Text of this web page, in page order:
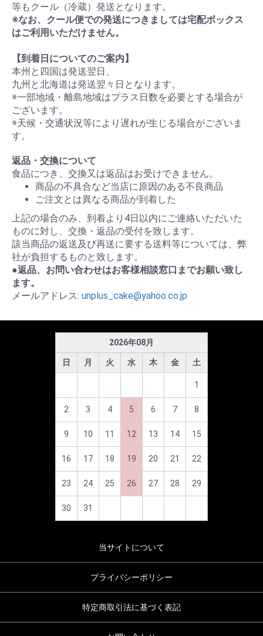
等もクール（冷蔵）発送となります。
※なお、クール便での発送につきましては宅配ボックス
はご利用いただけません。
【到着日についてのご案内】
本州と四国は発送翌日、
九州と北海道は発送翌々日となります。
※一部地域・離島地域はプラス日数を必要とする場合が
ございます。
※天候・交通状況等により遅れが生じる場合がございま
す。
返品・交換について
食品につき、交換又は返品はお受けできません。
商品の不具合など当店に原因のある不良商品
ご注文とは異なる商品が到着した
上記の場合のみ、到着より4日以内にご連絡いただいた
ものに対し、交換・返品の受付を致します。
該当商品の返送及び再送に要する送料等については、弊
社が負担するものと致します。
●返品、お問い合わせはお客様相談窓口までお願い致し
ます。
メールアドレス: unplus_cake@yahoo.co.jp
2026年08月
日 月 火 水 木 金 土
1
2 3 4 5 6 7 8
9 10 11 12 13 14 15
16 17 18 19 20 21 22
23 24 25 26 27 28 29
30 31
当サイトについて
プライバシーポリシー
特定商取引法に基づく表記